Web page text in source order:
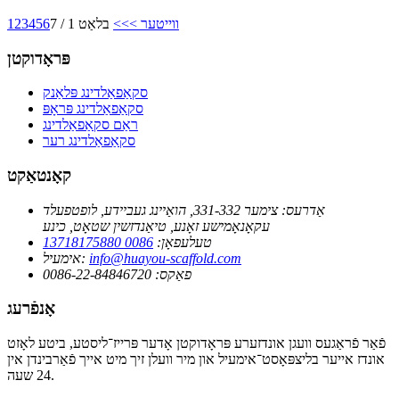
1 23456 ווייטער >>> בלאַט 1 / 7
פּראָדוקטן
סקאַפאַלדינג פּלאַנק
סקאַפאַלדינג פּראָפּ
ראַם סקאַפאַלדינג
סקאַפאַלדינג רער
קאָנטאַקט
אַדרעס:
צימער 331-332, הואַיינג געביידע, לופטפעלד
עקאָנאָמישע זאָנע, טיאַנדזשין שטאָט, כינע
טעלעפאָן: 0086 13718175880
אימעיל: info@huayou-scaffold.com
פאַקס: 0086-22-84846720
אָנפֿרעג
פֿאַר פֿראַגעס וועגן אונדזערע פּראָדוקטן אָדער פּרייז־ליסטע, ביטע לאָזט
אונדז אייער בליצפּאָסט־אימעיל און מיר וועלן זיך מיט אייך פֿאַרבינדן אין
24 שעה.